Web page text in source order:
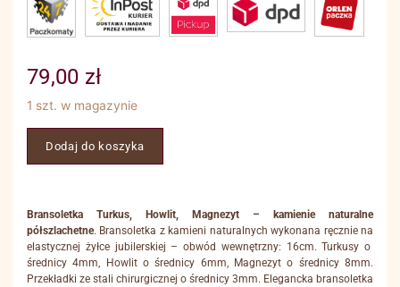
79,00 zł
1 szt. w magazynie
Dodaj do koszyka
Bransoletka Turkus, Howlit, Magnezyt – kamienie naturalne
półszlachetne. Bransoletka z kamieni naturalnych wykonana ręcznie na
elastycznej żyłce jubilerskiej – obwód wewnętrzny: 16cm. Turkusy o
średnicy 4mm, Howlit o średnicy 6mm, Magnezyt o średnicy 8mm.
Przekładki ze stali chirurgicznej o średnicy 3mm. Elegancka bransoletka